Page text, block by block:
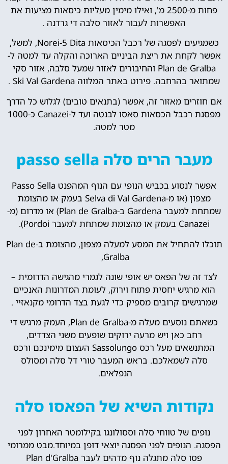
פחות מ-2500 מ', ואילו מימין מעליות כיסאות מציעות את
האפשרות לעבור לאזור סלבה די גרדנה .
כשמגיעים לפסגה של רכבל הכיסאות Norei-5 Dita, למשל,
אפשר לקחת את ריצת הביניים הארוכה והקלה עד למטה ל-
Plan de Gralba והחיבורים לאזור שמעל סלבה, אזור סקי
שמתואר בהרחבה. פירוט באתר המלווה Ski Val Gardena .
אם חוזרים מאזור זה, אפשר (בתנאים טובים) לגלוש כל הדרך
מפסגת רכבל הכסאות סאסו לבנטה ועד ל-Canazei כ-1000
מטר למטה.
מעבר הרים סלה passo sella
אפשר לנסוע בכביש הנופי עם הנוף המהפנט Passo Sella
מצפון (או מ-Selva di Val Gardena בעמק או מהצומת
שמתחת למעבר Gardena ב-Plan de Gralba) או מדרום (מ-
Canazei בעמק או מהצומת שמתחת למעבר Pordoi).
תוכלו להתחיל את המסע למעלה מצפון, מהצומת ב-Plan de
Gralba,
לצד זה של הפאס יש אופי שונה לגמרי מהגישה הדרומית –
הוא מרגיש יחסית פתוח וירוק, לעומת המדרונות האנכיים
שמרגישים קרובים מספיק כדי לגעת בצד הדרומי מקנאזיי .
כשאתם נוסעים מעלה מ-Plan de Gralba, העמק מרגיש די
רחב כאן ויש מרעה ירוקים שופעים משני הצדדים,
המתנשאים מעל רכס Sassolungo העצום מימינכם ורכס
סלה לשמאלכם. בראש המעבר טורי דל סלה ומסולס
הנפלאים.
נקודות השיא של הפאסו סלה
נופים של טווחי סלה וססולונגו בקילומטר האחרון לפני
הפסגה. הנופים לפני הפסגה יוצאי דופן במיוחד.מבט ממרומי
פסו סלה מתגלה נוף מדהים לעבר Plan d'Gralba